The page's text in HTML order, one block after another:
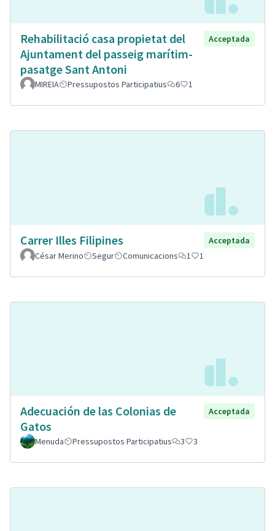
Rehabilitació casa propietat del
Ajuntament del passeig marítim-
pasatge Sant Antoni
Acceptada
MIREIA Pressupostos Participatius 6 1
Carrer Illes Filipines
Acceptada
César Merino
Segur Comunicacions 1 1
Adecuación de las Colonias de
Gatos
Acceptada
Menuda Pressupostos Participatius 3 3